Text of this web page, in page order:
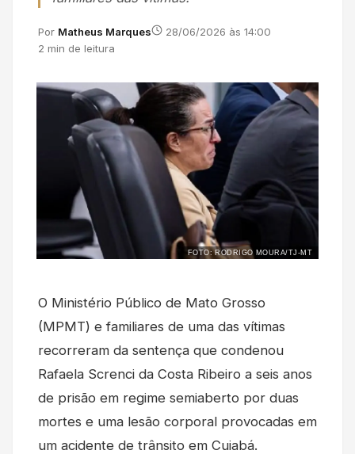
Por Matheus Marques
28/06/2026 às 14:00
2 min de leitura
FOTO: RODRIGO MOURA/TJ-MT
O Ministério Público de Mato Grosso
(MPMT) e familiares de uma das vítimas
recorreram da sentença que condenou
Rafaela Screnci da Costa Ribeiro a seis anos
de prisão em regime semiaberto por duas
mortes e uma lesão corporal provocadas em
um acidente de trânsito em Cuiabá.